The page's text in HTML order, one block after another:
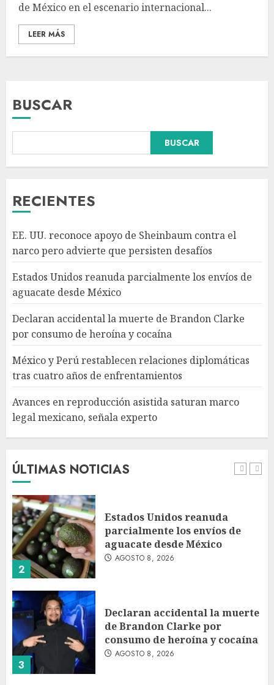
de México en el escenario internacional...
LEER MÁS
BUSCAR
BUSCAR
RECIENTES
EE. UU. reconoce apoyo de Sheinbaum contra el
narco pero advierte que persisten desafíos
Estados Unidos reanuda parcialmente los envíos de
aguacate desde México
Declaran accidental la muerte de Brandon Clarke
por consumo de heroína y cocaína
México y Perú restablecen relaciones diplomáticas
tras cuatro años de enfrentamientos
Avances en reproducción asistida saturan marco
legal mexicano, señala experto
ÚLTIMAS NOTICIAS
Declaran accidental la muerte
de Brandon Clarke por
4
relaciones diplomáticas tras
cuatro años de
enfrentamientos
AGOSTO 8, 2026
5
Avances en reproducción
asistida saturan marco legal
mexicano, señala experto
AGOSTO 8, 2026
1
EE. UU. reconoce apoyo de
AGOSTO 8, 2026
2
Estados Unidos reanuda
parcialmente los envíos de
aguacate desde México
AGOSTO 8, 2026
3
Declaran accidental la muerte
de Brandon Clarke por
consumo de heroína y cocaína
AGOSTO 8, 2026